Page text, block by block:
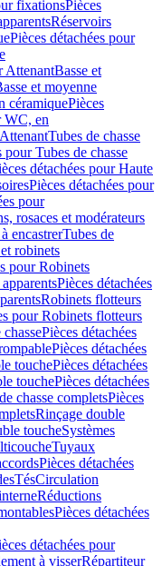
fixationsPièces
Réservoirs
Pièces détachées pour
AttenantBasse et
et moyenne
céramiquePièces
WC, en
Tubes de chasse
pour Tubes de chasse
détachées pour Haute
Pièces détachées pour
pour
rosaces et modérateurs
encastrerTubes de
robinets
pour Robinets
Pièces détachées
Robinets flotteurs
pour Robinets flotteurs
Pièces détachées
Pièces détachées
touchePièces détachées
touchePièces détachées
chasse completsPièces
Rinçage double
toucheSystèmes
Tuyaux
Pièces détachées
TésCirculation
Réductions
Pièces détachées
détachées pour
à visserRépartiteur